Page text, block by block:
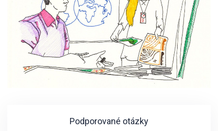
Podporované otázky